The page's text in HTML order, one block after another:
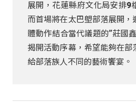
展開，花蓮縣府文化局安排9
而首場將在太巴塱部落展開，
體動作結合當代議題的”莊國
揭開活動序幕，希望能夠在部
給部落族人不同的藝術饗宴。